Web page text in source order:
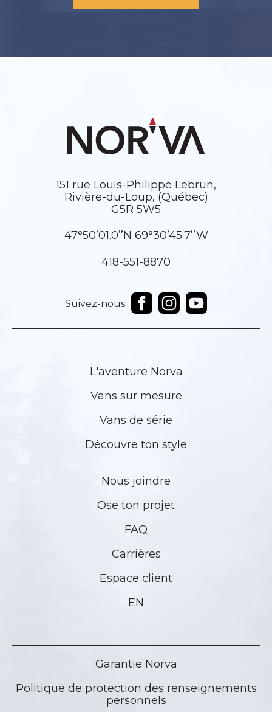
151 rue Louis-Philippe Lebrun,
Rivière-du-Loup, (Québec)
G5R 5W5
47°50’01.0’’N 69°30’45.7’’W
418-551-8870
Suivez-nous
L'aventure Norva
Vans sur mesure
Vans de série
Découvre ton style
Nous joindre
Ose ton projet
FAQ
Carrières
Espace client
EN
Garantie Norva
Politique de protection des renseignements
personnels